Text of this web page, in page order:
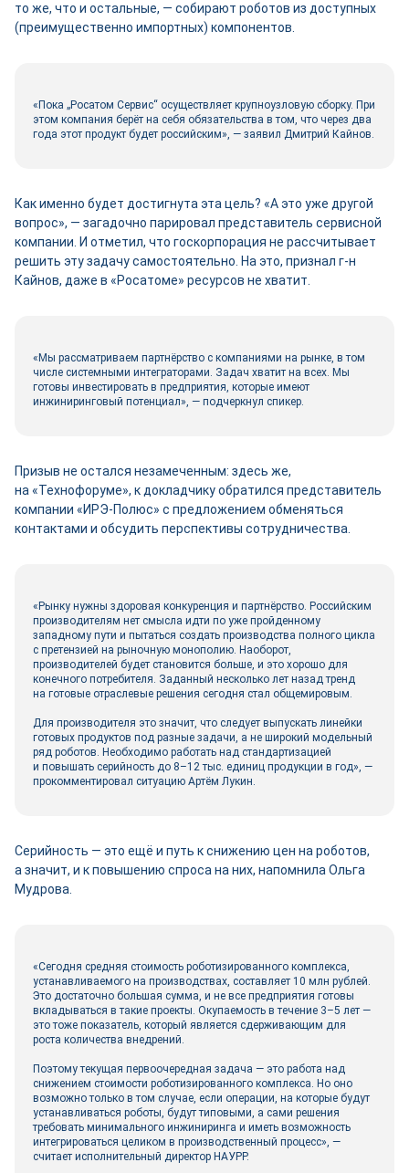
то же, что и остальные, — собирают роботов из доступных
(преимущественно импортных) компонентов.
«Пока „Росатом Сервис“ осуществляет крупноузловую сборку. При
этом компания берёт на себя обязательства в том, что через два
года этот продукт будет российским», — заявил Дмитрий Кайнов.
Как именно будет достигнута эта цель? «А это уже другой
вопрос», — загадочно парировал представитель сервисной
компании. И отметил, что госкорпорация не рассчитывает
решить эту задачу самостоятельно. На это, признал г-н
Кайнов, даже в «Росатоме» ресурсов не хватит.
«Мы рассматриваем партнёрство с компаниями на рынке, в том
числе системными интеграторами. Задач хватит на всех. Мы
готовы инвестировать в предприятия, которые имеют
инжиниринговый потенциал», — подчеркнул спикер.
Призыв не остался незамеченным: здесь же,
на «Технофоруме», к докладчику обратился представитель
компании «ИРЭ-Полюс» с предложением обменяться
контактами и обсудить перспективы сотрудничества.
«Рынку нужны здоровая конкуренция и партнёрство. Российским
производителям нет смысла идти по уже пройденному
западному пути и пытаться создать производства полного цикла
с претензией на рыночную монополию. Наоборот,
производителей будет становится больше, и это хорошо для
конечного потребителя. Заданный несколько лет назад тренд
на готовые отраслевые решения сегодня стал общемировым.
Для производителя это значит, что следует выпускать линейки
готовых продуктов под разные задачи, а не широкий модельный
ряд роботов. Необходимо работать над стандартизацией
и повышать серийность до 8–12 тыс. единиц продукции в год», —
прокомментировал ситуацию Артём Лукин.
Серийность — это ещё и путь к снижению цен на роботов,
а значит, и к повышению спроса на них, напомнила Ольга
Мудрова.
«Сегодня средняя стоимость роботизированного комплекса,
устанавливаемого на производствах, составляет 10 млн руб­лей.
Это достаточно большая сумма, и не все предприятия готовы
вкладываться в такие проекты. Окупаемость в течение 3–5 лет —
это тоже показатель, который является сдерживающим для
роста количества внедрений.
Поэтому текущая первоочередная задача — это работа над
снижением стоимости роботизированного комплекса. Но оно
возможно только в том случае, если операции, на которые будут
устанавливаться роботы, будут типовыми, а сами решения
требовать минимального инжиниринга и иметь возможность
интегрироваться целиком в производственный процесс», —
считает исполнительный директор НАУРР.